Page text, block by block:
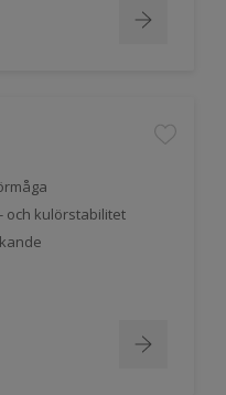
och kulörstabilitet